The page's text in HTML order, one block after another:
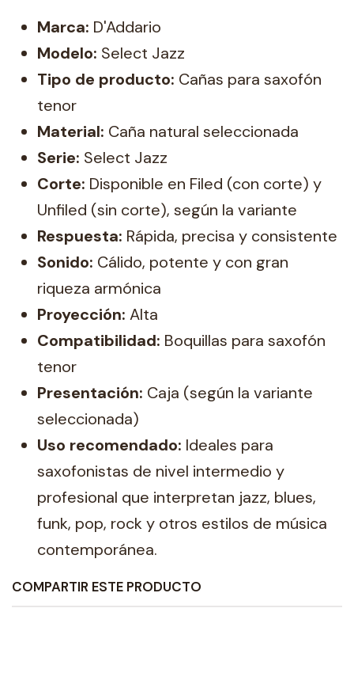
Marca: D'Addario
Modelo: Select Jazz
Tipo de producto: Cañas para saxofón
tenor
Material: Caña natural seleccionada
Serie: Select Jazz
Corte: Disponible en Filed (con corte) y
Unfiled (sin corte), según la variante
Respuesta: Rápida, precisa y consistente
Sonido: Cálido, potente y con gran
riqueza armónica
Proyección: Alta
Compatibilidad: Boquillas para saxofón
tenor
Presentación: Caja (según la variante
seleccionada)
Uso recomendado: Ideales para
saxofonistas de nivel intermedio y
profesional que interpretan jazz, blues,
funk, pop, rock y otros estilos de música
contemporánea.
COMPARTIR ESTE PRODUCTO